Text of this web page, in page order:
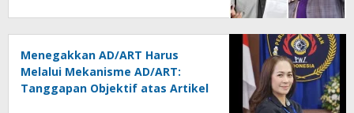
Menegakkan AD/ART Harus
Melalui Mekanisme AD/ART:
Tanggapan Objektif atas Artikel